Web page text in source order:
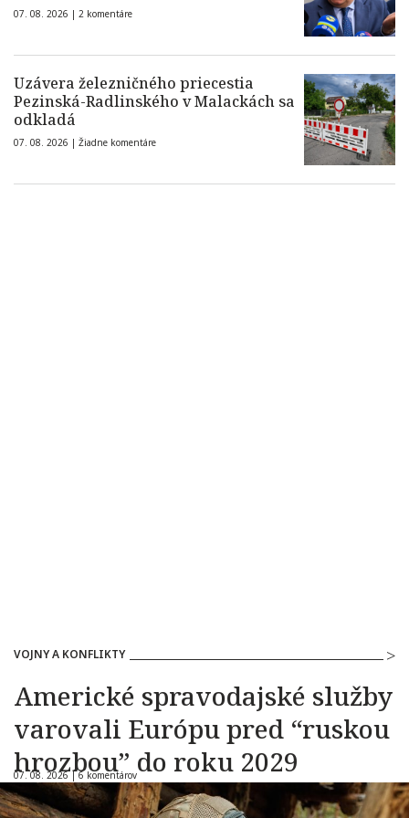
07. 08. 2026 | 2 komentáre
Uzávera železničného priecestia
Pezinská-Radlinského v Malackách sa
odkladá
07. 08. 2026 | Žiadne komentáre
VOJNY A KONFLIKTY
Americké spravodajské služby
varovali Európu pred “ruskou
hrozbou” do roku 2029
07. 08. 2026 |6 komentárov